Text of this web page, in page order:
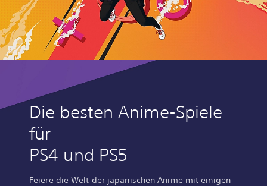
Die besten Anime-Spiele
für
PS4 und PS5
Feiere die Welt der japanischen Anime mit einigen